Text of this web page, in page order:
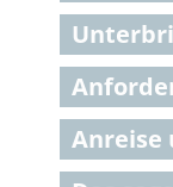
Anreise